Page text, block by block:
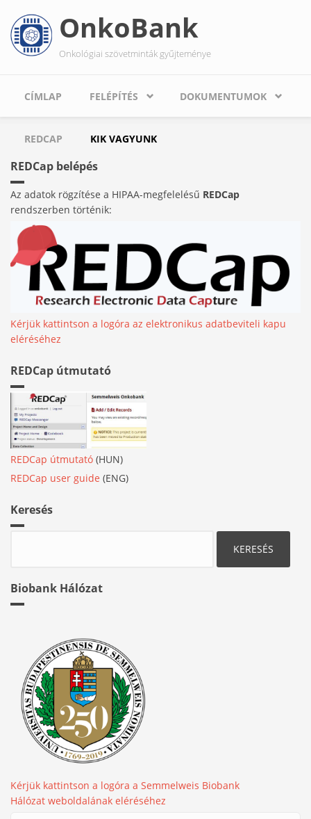
tartalomra
OnkoBank
Onkológiai szövetminták gyűjteménye
CÍMLAP FELÉPÍTÉS DOKUMENTUMOK
REDCAP KIK VAGYUNK
REDCap belépés
Az adatok rögzítése a HIPAA-megfelelésű REDCap
rendszerben történik:
Kérjük kattintson a logóra az elektronikus adatbeviteli kapu
eléréséhez
REDCap útmutató
REDCap útmutató (HUN)
REDCap user guide (ENG)
Keresés
Biobank Hálózat
Kérjük kattintson a logóra a Semmelweis Biobank
Hálózat weboldalának eléréséhez